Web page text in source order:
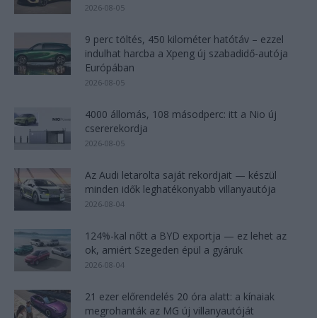
2026-08-05
9 perc töltés, 450 kilométer hatótáv – ezzel
indulhat harcba a Xpeng új szabadidő-autója
Európában
2026-08-05
4000 állomás, 108 másodperc: itt a Nio új
csererekordja
2026-08-05
Az Audi letarolta saját rekordjait — készül
minden idők leghatékonyabb villanyautója
2026-08-04
124%-kal nőtt a BYD exportja — ez lehet az
ok, amiért Szegeden épül a gyáruk
2026-08-04
21 ezer előrendelés 20 óra alatt: a kínaiak
megrohanták az MG új villanyautóját